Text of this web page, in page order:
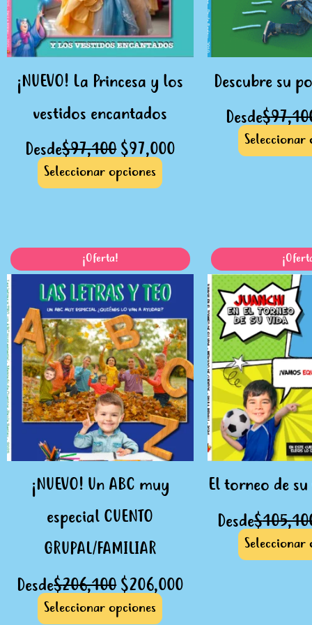
¡NUEVO! La Princesa y los
vestidos encantados
Desde$97,100$97,000
Seleccionar opciones
pueden
elegir
la
página
producto
Descubre su
Desde$
Seleccionar
¡Oferta!
¡NUEVO! Un ABC muy
especial CUENTO
GRUPAL/FAMILIAR
Desde$206,100
El
precio
original
era:
$206,100.
$206,000
El
precio
actual
es:
$206,000.
Seleccionar opciones
producto
tiene
múltiples
variantes.
Las
opciones
se
pueden
elegir
la
El torneo de
Desde$
Seleccionar